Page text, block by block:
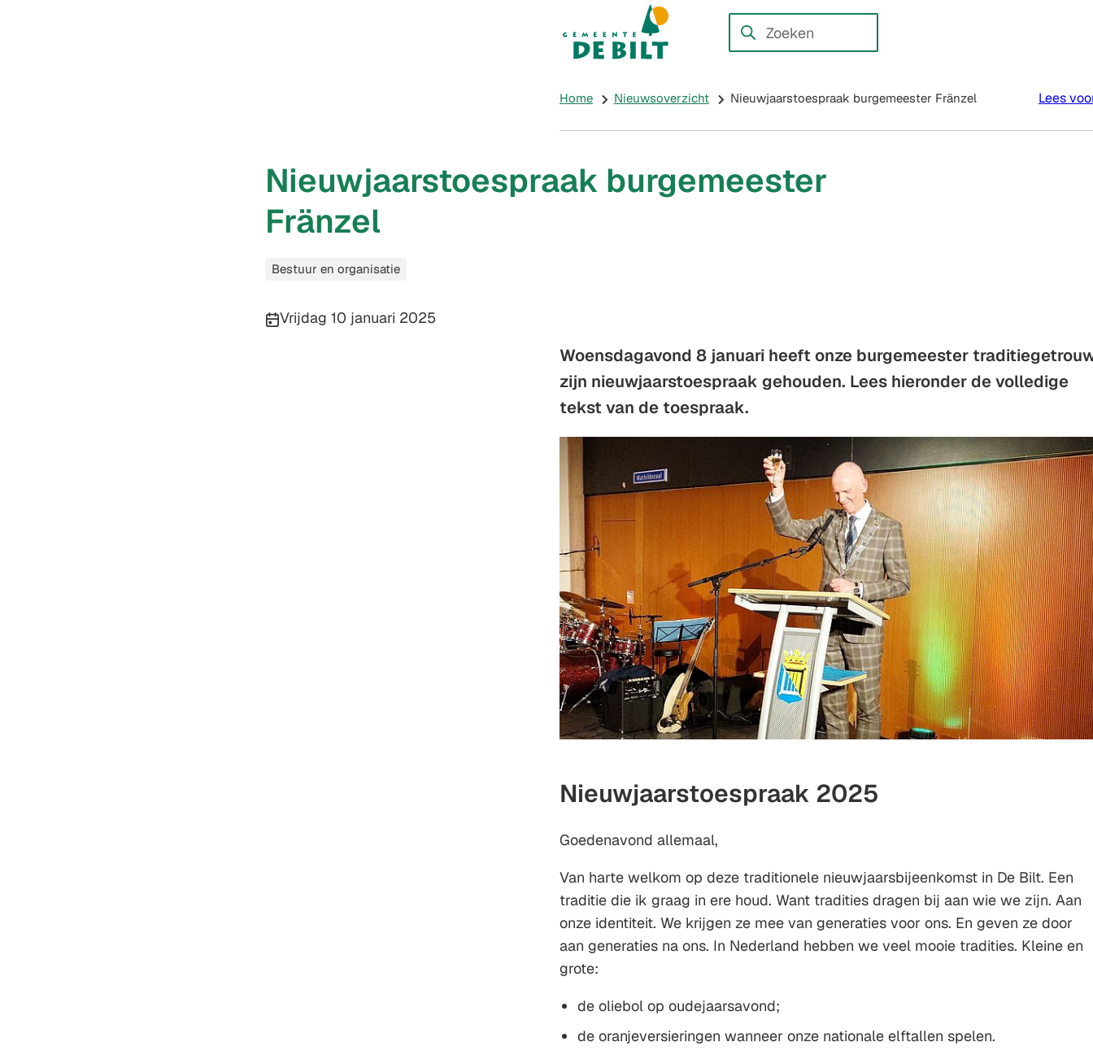
Mijn De Bilt
(Verwijst naar een externe website)
Zoeken
Wanneer
kun
hierdoor
gebruiken.
Gebruik
de
een
waarde
selecteren.
Home Nieuwsoverzicht Nieuwjaarstoespraak burgemeester Fränzel Lees
Nieuwjaarstoespraak burgemeester
Fränzel
Bestuur en organisatie
Publicatiedatum:
Vrijdag 10 januari 2025
Woensdagavond 8 januari heeft onze burgemeester
zijn nieuwjaarstoespraak gehouden. Lees hieronder de volledige
tekst van de toespraak.
Nieuwjaarstoespraak 2025
Goedenavond allemaal,
Van harte welkom op deze traditionele nieuwjaarsbijeenkomst in De Bilt. Een
traditie die ik graag in ere houd. Want tradities dragen bij aan wie we zijn. Aan
onze identiteit. We krijgen ze mee van generaties voor ons. En geven ze door
aan generaties na ons. In Nederland hebben we veel mooie tradities. Kleine en
grote:
de oliebol op oudejaarsavond;
de oranjeversieringen wanneer onze nationale elftallen spelen.